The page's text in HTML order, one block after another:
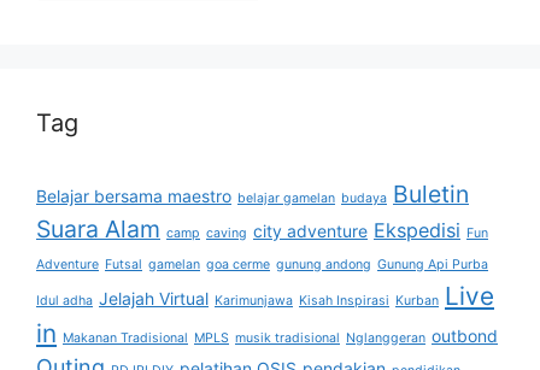
Tag
Belajar bersama maestro belajar gamelan budaya Buletin
Suara Alam camp caving city adventure Ekspedisi Fun
Adventure Futsal gamelan goa cerme gunung andong Gunung Api Purba
Idul adha Jelajah Virtual Karimunjawa Kisah Inspirasi Kurban Live
in Makanan Tradisional MPLS musik tradisional Nglanggeran outbond